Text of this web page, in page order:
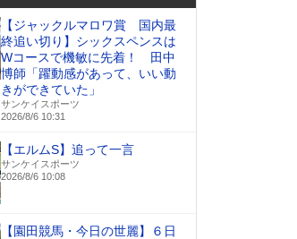
【ジャックルマロワ賞 国内最
終追い切り】シックスペンスは
Wコースで機敏に先着！ 田中
博師「躍動感があって、いい動
きができていた」
サンケイスポーツ
2026/8/6 10:31
【エルムS】追って一言
サンケイスポーツ
2026/8/6 10:08
【園田競馬・今日の世麗】６日